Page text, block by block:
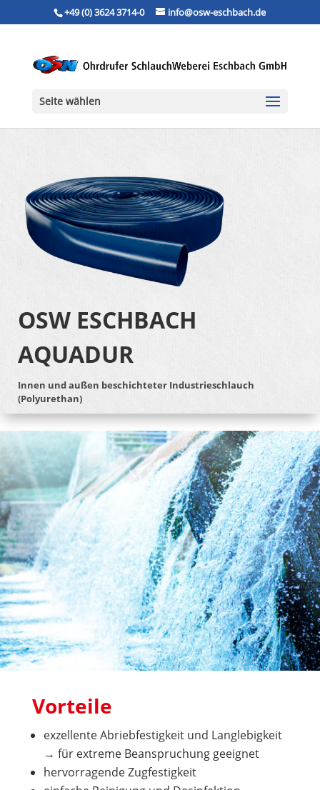
+49 (0) 3624 3714-0 info@osw-eschbach.de
Seite wählen
OSW ESCHBACH
AQUADUR
Innen und außen beschichteter Industrieschlauch
(Polyurethan)
Vorteile
exzellente Abriebfestigkeit und Langlebigkeit
→ für extreme Beanspruchung geeignet
hervorragende Zugfestigkeit